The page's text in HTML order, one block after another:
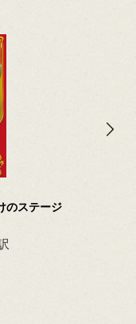
のステージ